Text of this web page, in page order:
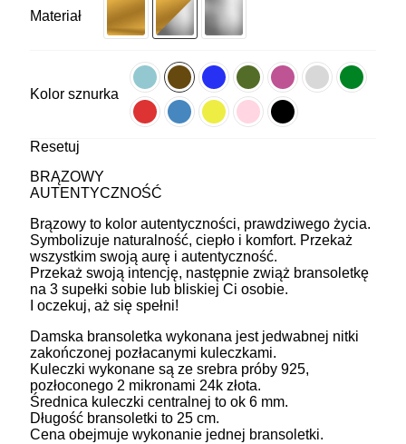
Materiał
Kolor sznurka
Resetuj
BRĄZOWY
AUTENTYCZNOŚĆ
Brązowy to kolor autentyczności, prawdziwego życia.
Symbolizuje naturalność, ciepło i komfort. Przekaż
wszystkim swoją aurę i autentyczność.
Przekaż swoją intencję, następnie zwiąż bransoletkę
na 3 supełki sobie lub bliskiej Ci osobie.
I oczekuj, aż się spełni!
Damska bransoletka wykonana jest jedwabnej nitki
zakończonej pozłacanymi kuleczkami.
Kuleczki wykonane są ze srebra próby 925,
pozłoconego 2 mikronami 24k złota.
Średnica kuleczki centralnej to ok 6 mm.
Długość bransoletki to 25 cm.
Cena obejmuje wykonanie jednej bransoletki.